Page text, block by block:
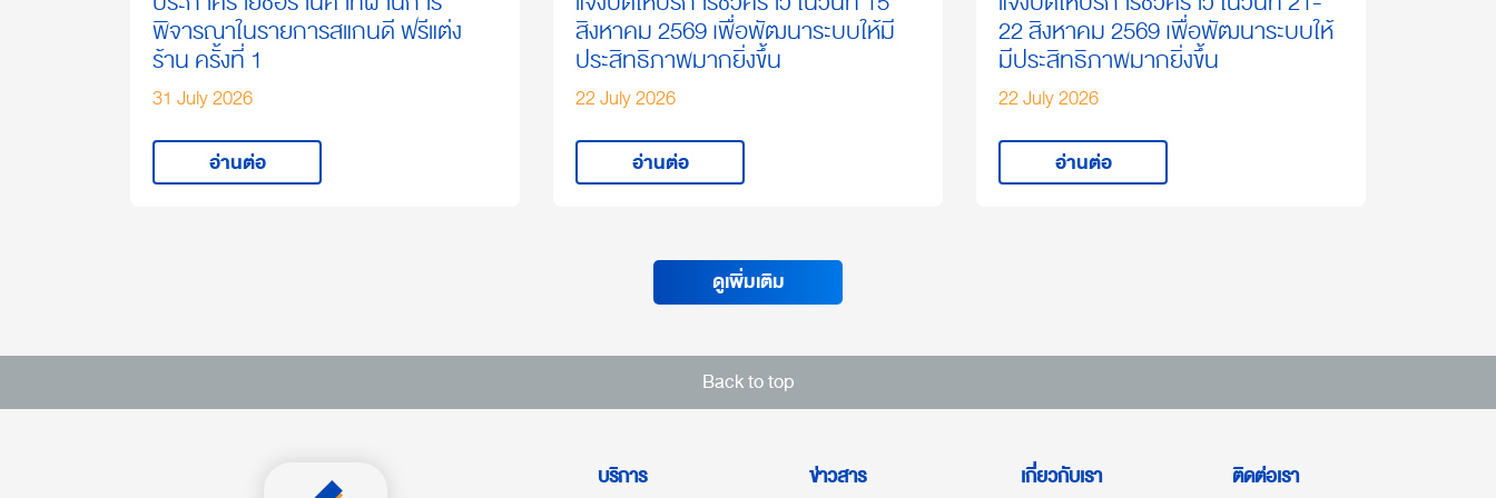
พิจารณาในรายการสแกนดี ฟรีแต่ง
ร้าน ครั้งที่ 1
31 July 2026
อ่านต่อ
สิงหาคม 2569 เพื่อพัฒนาระบบให้มี
ประสิทธิภาพมากยิ่งขึ้น
22 July 2026
อ่านต่อ
22 สิงหาคม 2569 เพื่อพัฒนาระบบให้
มีประสิทธิภาพมากยิ่งขึ้น
22 July 2026
อ่านต่อ
ดูเพิ่มเติม
Back to top
บริการ ข่าวสาร เกี่ยวกับเรา ติดต่อเรา